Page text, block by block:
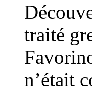
traité
n’était